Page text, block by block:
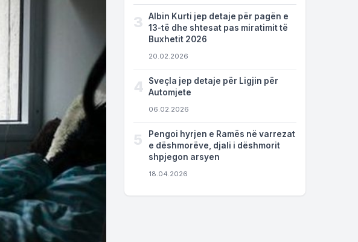
3
Albin Kurti jep detaje për pagën e
13-të dhe shtesat pas miratimit të
Buxhetit 2026
20.02.2026
4
Sveçla jep detaje për Ligjin për
Automjete
06.02.2026
5
Pengoi hyrjen e Ramës në varrezat
e dëshmorëve, djali i dëshmorit
shpjegon arsyen
18.04.2026